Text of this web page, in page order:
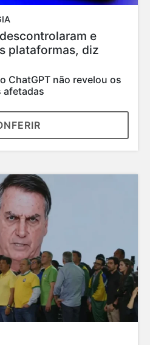
e
plataformas, diz
ChatGPT não revelou os
afetadas